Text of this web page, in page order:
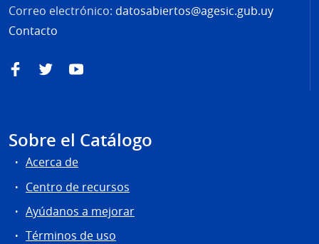
Correo electrónico: datosabiertos@agesic.gub.uy
Contacto
FacebookTwitterYouTube
Sobre el Catálogo
Acerca de
Centro de recursos
Ayúdanos a mejorar
Términos de uso